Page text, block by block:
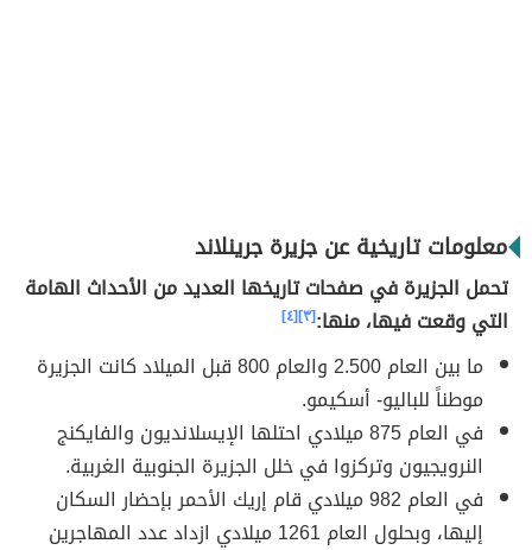
معلومات تاريخية عن جزيرة جرينلاند
تحمل الجزيرة في صفحات تاريخها العديد من الأحداث الهامة
التي وقعت فيها، منها:[٣] [٤]
ما بين العام 2.500 والعام 800 قبل الميلاد كانت الجزيرة
موطناً للباليو- أسكيمو.
في العام 875 ميلادي احتلها الإيسلانديون والفايكنج
النرويجيون وتركزوا في خلل الجزيرة الجنوبية الغربية.
في العام 982 ميلادي قام إريك الأحمر بإحضار السكان
إليها، وبحلول العام 1261 ميلادي ازداد عدد المهاجرين